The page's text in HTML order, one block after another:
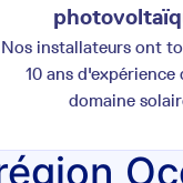
Nos installateurs ont
10 ans d'expérience
domaine